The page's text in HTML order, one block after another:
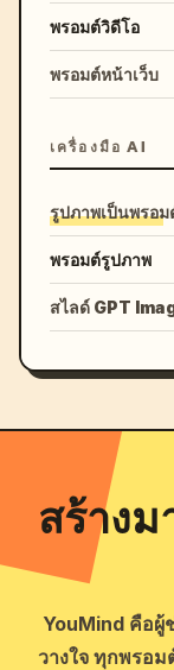
พรอมต์วิดีโอ
พรอมต์หน้าเว็บ
เครื่องมือ AI
รูปภาพเป็นพรอม
พรอมต์รูปภาพ
สไลด์ GPT
สร้างม
YouMind คือผู้
วางใจ ทุกพรอ